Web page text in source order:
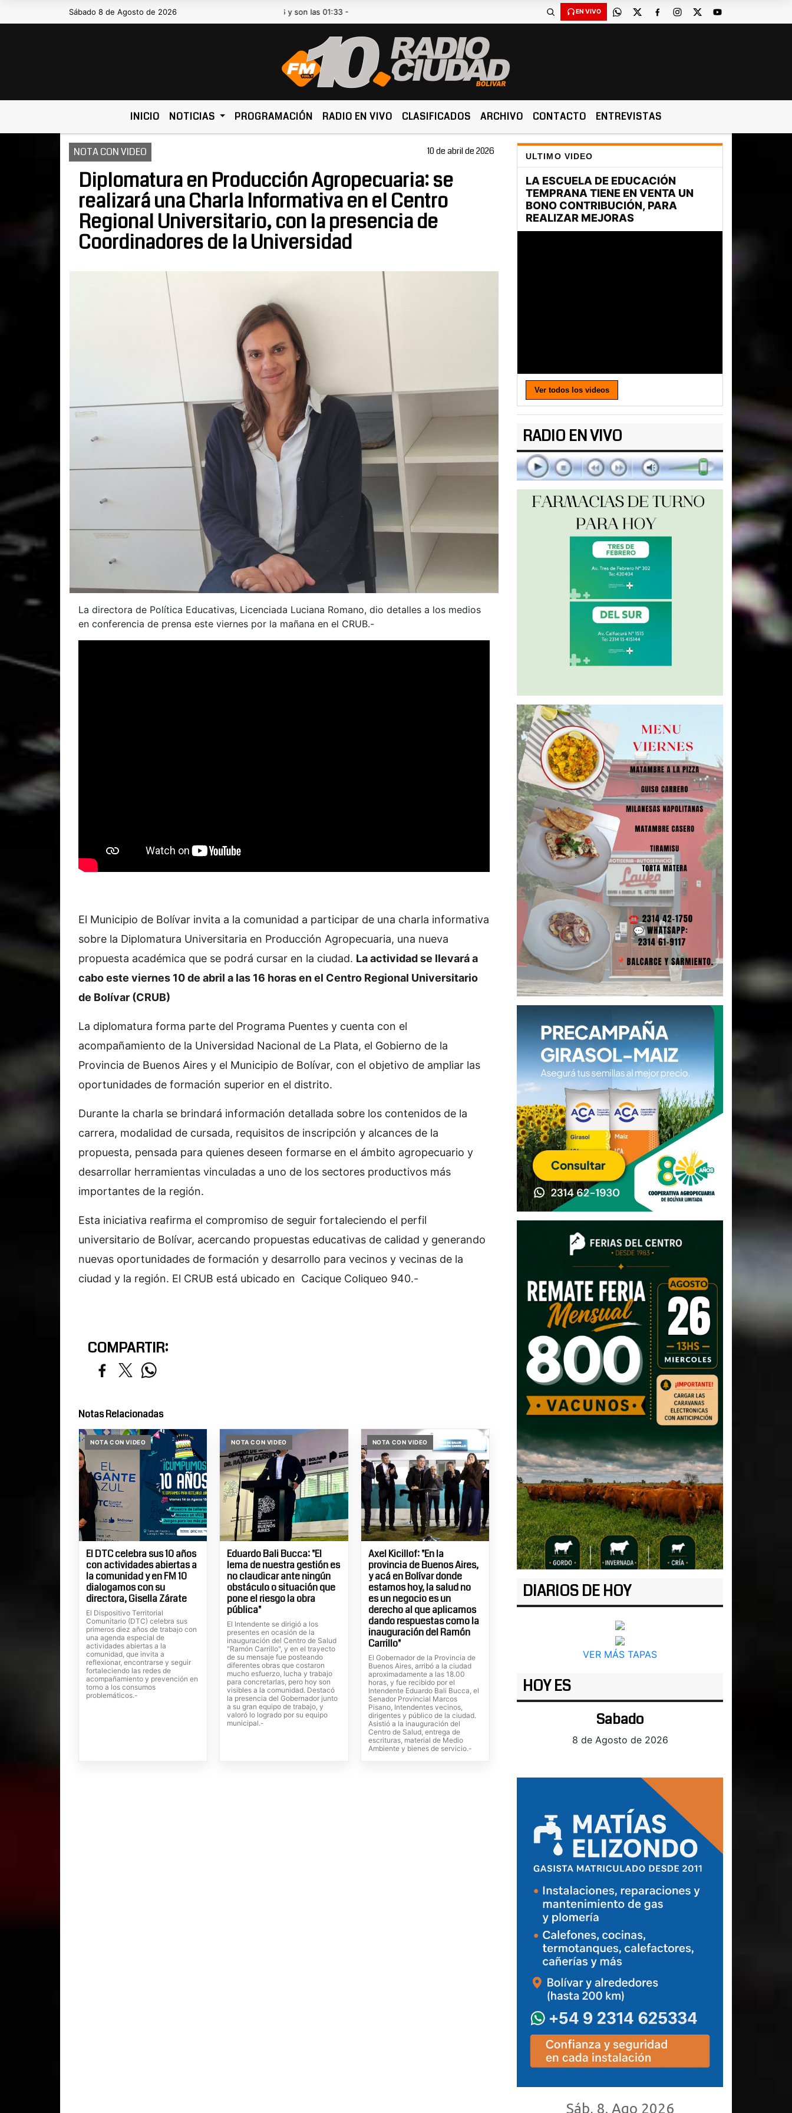
Sábado 8 de Agosto de 2026
Hoy es Sábado 8 de Agosto de 2026 y son las 01:33 - EN VIVO
INICIO NOTICIAS PROGRAMACIÓN RADIO EN VIVO CLASIFICADOS ARCHIVO CONTACTO ENTREVISTAS
NOTA CON VIDEO 10 de abril de 2026
Diplomatura en Producción Agropecuaria: se
realizará una Charla Informativa en el Centro
Regional Universitario, con la presencia de
Coordinadores de la Universidad
La directora de Política Educativas, Licenciada Luciana Romano, dio detalles a los medios
en conferencia de prensa este viernes por la mañana en el CRUB.-
El Municipio de Bolívar invita a la comunidad a participar de una charla informativa
sobre la Diplomatura Universitaria en Producción Agropecuaria, una nueva
propuesta académica que se podrá cursar en la ciudad. La actividad se llevará a
cabo este viernes 10 de abril a las 16 horas en el Centro Regional Universitario
de Bolívar (CRUB)
La diplomatura forma parte del Programa Puentes y cuenta con el
acompañamiento de la Universidad Nacional de La Plata, el Gobierno de la
Provincia de Buenos Aires y el Municipio de Bolívar, con el objetivo de ampliar las
oportunidades de formación superior en el distrito.
Durante la charla se brindará información detallada sobre los contenidos de la
carrera, modalidad de cursada, requisitos de inscripción y alcances de la
propuesta, pensada para quienes deseen formarse en el ámbito agropecuario y
desarrollar herramientas vinculadas a uno de los sectores productivos más
importantes de la región.
Esta iniciativa reafirma el compromiso de seguir fortaleciendo el perfil
universitario de Bolívar, acercando propuestas educativas de calidad y generando
nuevas oportunidades de formación y desarrollo para vecinos y vecinas de la
ciudad y la región. El CRUB está ubicado en Cacique Coliqueo 940.-
COMPARTIR:
Notas Relacionadas
NOTA CON VIDEO
El DTC celebra sus 10 años
con actividades abiertas a
la comunidad y en FM 10
dialogamos con su
directora, Gisella Zárate
El Dispositivo Territorial
Comunitario (DTC) celebra sus
primeros diez años de trabajo con
una agenda especial de
actividades abiertas a la
comunidad, que invita a
reflexionar, encontrarse y seguir
fortaleciendo las redes de
acompañamiento y prevención en
torno a los consumos
problemáticos.-
NOTA CON VIDEO
Eduardo Bali Bucca: "El
lema de nuestra gestión es
no claudicar ante ningún
obstáculo o situación que
pone el riesgo la obra
pública"
El Intendente se dirigió a los
presentes en ocasión de la
inauguración del Centro de Salud
"Ramón Carrillo", y en el trayecto
de su mensaje fue posteando
diferentes obras que costaron
mucho esfuerzo, lucha y trabajo
para concretarlas, pero hoy son
visibles a la comunidad. Destacó
la presencia del Gobernador junto
a su gran equipo de trabajo, y
valoró lo logrado por su equipo
municipal.-
NOTA CON VIDEO
Axel Kicillof: "En la
provincia de Buenos Aires,
y acá en Bolívar donde
estamos hoy, la salud no
es un negocio es un
derecho al que aplicamos
dando respuestas como la
inauguración del Ramón
Carrillo"
El Gobernador de la Provincia de
Buenos Aires, arribó a la ciudad
aproximadamente a las 18.00
horas, y fue recibido por el
Intendente Eduardo Bali Bucca, el
Senador Provincial Marcos
Pisano, Intendentes vecinos,
dirigentes y público de la ciudad.
Asistió a la inauguración del
Centro de Salud, entrega de
escrituras, material de Medio
Ambiente y bienes de servicio.-
ULTIMO VIDEO
Ver todos los videos
RADIO EN VIVO
DIARIOS DE HOY
VER MÁS TAPAS
HOY ES
Sabado
8 de Agosto de 2026